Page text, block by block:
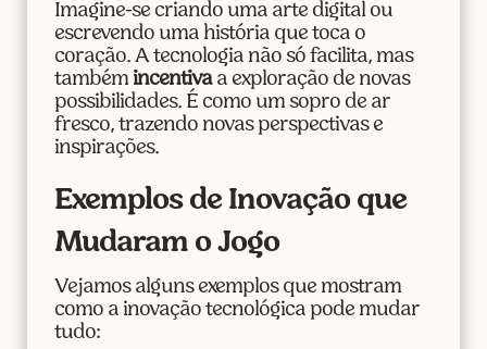
Imagine-se criando uma arte digital ou
escrevendo uma história que toca o
coração. A tecnologia não só facilita, mas
também incentivaa exploração de novas
possibilidades. É como um sopro de ar
fresco, trazendo novas perspectivas e
inspirações.
Exemplos de Inovação que
Mudaram o Jogo
Vejamos alguns exemplos que mostram
como a inovação tecnológica pode mudar
tudo: